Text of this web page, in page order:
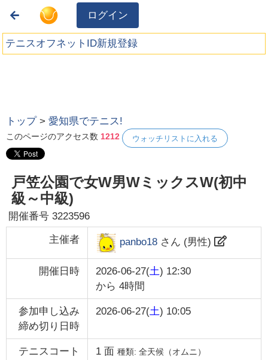
ログイン
テニスオフネットID新規登録
トップ >愛知県でテニス!
このページのアクセス数 1212 ウォッチリストに入れる
戸笠公園で女W男WミックスW(初中
級～中級)
開催番号3223596
主催者 panbo18さん (男性)
開催日時 2026-06-27(土) 12:30
から 4時間
参加申し込み
締め切り日時
2026-06-27(土) 10:05
テニスコート 1面 種類: 全天候（オムニ）